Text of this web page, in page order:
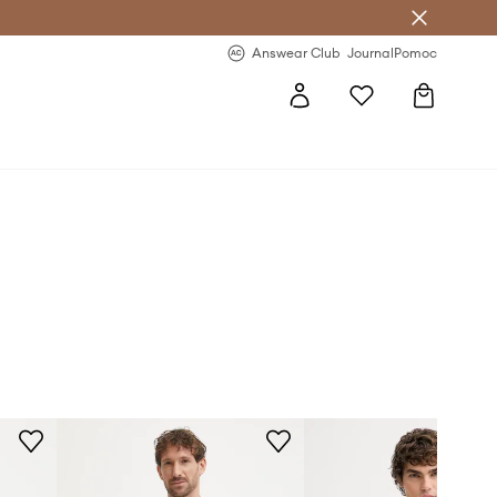
Answear Club JournalPomoc